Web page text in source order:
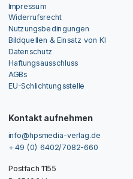
Impressum
Widerrufsrecht
Nutzungsbedingungen
Bildquellen & Einsatz von KI
Datenschutz
Haftungsausschluss
AGBs
EU-Schlichtungsstelle
Kontakt aufnehmen
info@hpsmedia-verlag.de
+ 49 (0) 6402/7082-660
Postfach 1155